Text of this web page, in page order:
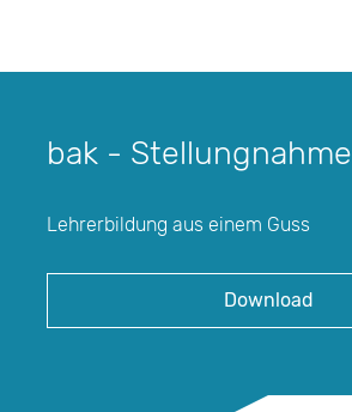
bak - Stellungnahme
Lehrerbildung aus einem Guss
Download